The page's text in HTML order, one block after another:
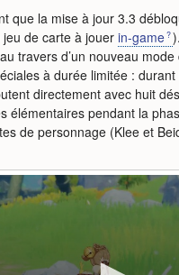
que la mise à jour 3.3
jeu de carte à jouer in-game
travers d’un nouveau
à durée limitée :
directement avec huit dés
élémentaires pendant la
de personnage (Klee et